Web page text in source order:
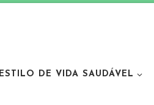
ESTILO DE VIDA SAUDÁVEL